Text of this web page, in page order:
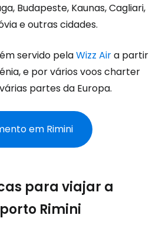
Budapeste, Kaunas, Cagliari,
e outras cidades.
servido pelaWizz Aira partir
e por vários voos charter
partes da Europa.
em Rimini
para viajar a
Rimini